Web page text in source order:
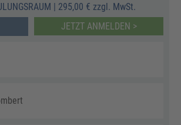
| 295,00 € zzgl. MwSt.
JETZT ANMELDEN >